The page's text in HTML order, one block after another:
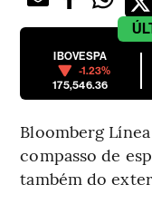
IBOVESPA
-1.23%
175,546.36
Bloomberg
compasso de
também do